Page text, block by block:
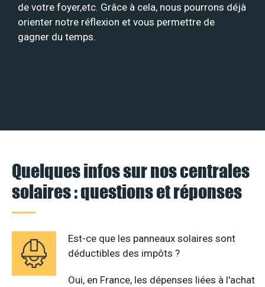
de votre foyer,etc. Grâce à cela, nous pourrons déjà
orienter notre réflexion et vous permettre de
gagner du temps.
Quelques infos sur nos centrales
solaires : questions et réponses
Est-ce que les panneaux solaires sont
déductibles des impôts ?
Oui, en France, les dépenses liées à l'achat